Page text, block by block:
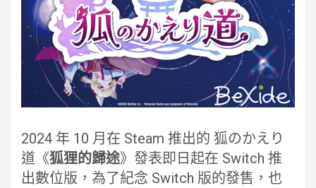
2024 年 10 月在 Steam 推出的 狐のかえり
道《狐狸的歸途》發表即日起在 Switch 推
出數位版，為了紀念 Switch 版的發售，也